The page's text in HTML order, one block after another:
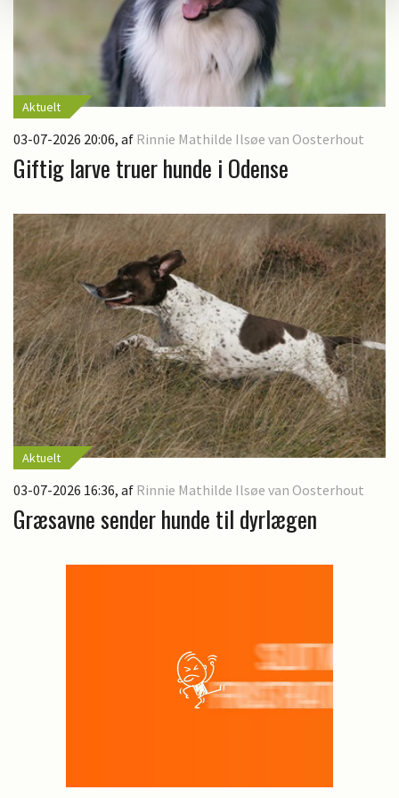
Aktuelt
03-07-2026 20:06, af Rinnie Mathilde Ilsøe van Oosterhout
Giftig larve truer hunde i Odense
Aktuelt
03-07-2026 16:36, af Rinnie Mathilde Ilsøe van Oosterhout
Græsavne sender hunde til dyrlægen